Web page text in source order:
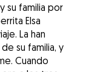
su familia por
Elsa
La han
su familia, y
Cuando